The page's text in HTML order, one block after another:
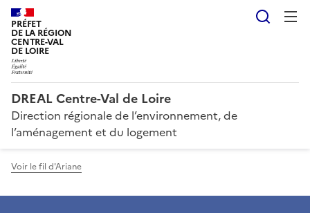
PRÉFET
DE LA RÉGION
CENTRE-VAL
DE LOIRE
DREAL Centre-Val de Loire
Direction régionale de l’environnement, de
l’aménagement et du logement
Voir le fil d'Ariane